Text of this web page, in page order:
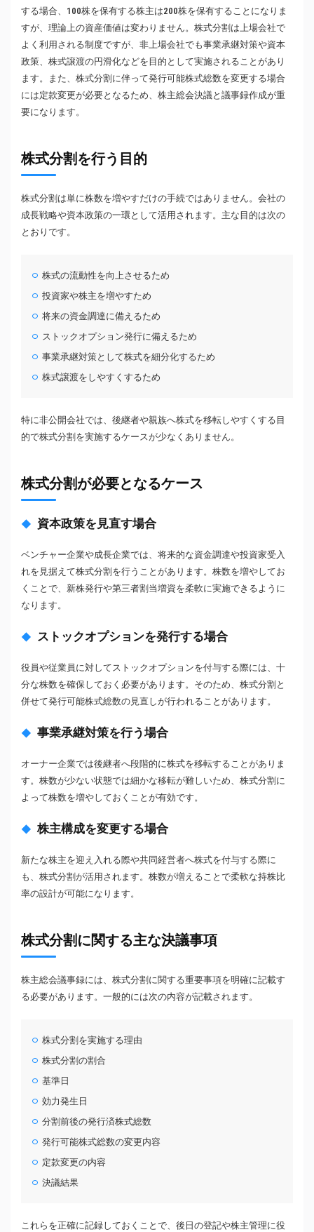
する場合、100株を保有する株主は200株を保有することになりま
すが、理論上の資産価値は変わりません。株式分割は上場会社で
よく利用される制度ですが、非上場会社でも事業承継対策や資本
政策、株式譲渡の円滑化などを目的として実施されることがあり
ます。また、株式分割に伴って発行可能株式総数を変更する場合
には定款変更が必要となるため、株主総会決議と議事録作成が重
要になります。
株式分割を行う目的
株式分割は単に株数を増やすだけの手続ではありません。会社の
成長戦略や資本政策の一環として活用されます。主な目的は次の
とおりです。
株式の流動性を向上させるため
投資家や株主を増やすため
将来の資金調達に備えるため
ストックオプション発行に備えるため
事業承継対策として株式を細分化するため
株式譲渡をしやすくするため
特に非公開会社では、後継者や親族へ株式を移転しやすくする目
的で株式分割を実施するケースが少なくありません。
株式分割が必要となるケース
資本政策を見直す場合
ベンチャー企業や成長企業では、将来的な資金調達や投資家受入
れを見据えて株式分割を行うことがあります。株数を増やしてお
くことで、新株発行や第三者割当増資を柔軟に実施できるように
なります。
ストックオプションを発行する場合
役員や従業員に対してストックオプションを付与する際には、十
分な株数を確保しておく必要があります。そのため、株式分割と
併せて発行可能株式総数の見直しが行われることがあります。
事業承継対策を行う場合
オーナー企業では後継者へ段階的に株式を移転することがありま
す。株数が少ない状態では細かな移転が難しいため、株式分割に
よって株数を増やしておくことが有効です。
株主構成を変更する場合
新たな株主を迎え入れる際や共同経営者へ株式を付与する際に
も、株式分割が活用されます。株数が増えることで柔軟な持株比
率の設計が可能になります。
株式分割に関する主な決議事項
株主総会議事録には、株式分割に関する重要事項を明確に記載す
る必要があります。一般的には次の内容が記載されます。
株式分割を実施する理由
株式分割の割合
基準日
効力発生日
分割前後の発行済株式総数
発行可能株式総数の変更内容
定款変更の内容
決議結果
これらを正確に記録しておくことで、後日の登記や株主管理に役